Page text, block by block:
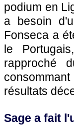
podium en
a besoin
Fonseca a
le
rapproché
résultats
Sage a fait